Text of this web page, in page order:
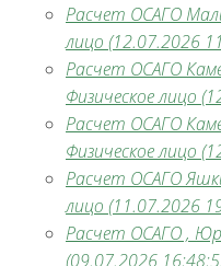
Расчет ОСАГО
лицо (12.07.2026
Расчет ОСАГО
Физическое лицо
Расчет ОСАГО
Физическое лицо
Расчет ОСАГО
лицо (11.07.2026
Расчет ОСАГО ,
(09.07.2026